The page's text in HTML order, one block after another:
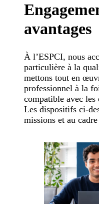
avantages
À l’ESPCI, nous
particulière à la
mettons tout en
professionnel à la
compatible avec
Les dispositifs ci-
missions et au